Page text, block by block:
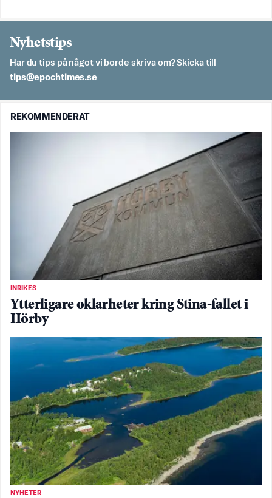
Nyhetstips
Har du tips på något vi borde skriva om? Skicka till
es.semithcope@spit
REKOMMENDERAT
INRIKES
Ytterligare oklarheter kring Stina-fallet i
Hörby
NYHETER